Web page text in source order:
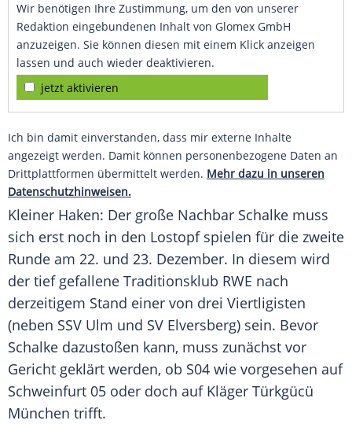
Wir benötigen Ihre Zustimmung, um den von unserer
Redaktion eingebundenen Inhalt von Glomex GmbH
anzuzeigen. Sie können diesen mit einem Klick anzeigen
lassen und auch wieder deaktivieren.
jetzt aktivieren
Ich bin damit einverstanden, dass mir externe Inhalte
angezeigt werden. Damit können personenbezogene Daten an
Drittplattformen übermittelt werden. Mehr dazu in unseren
Datenschutzhinweisen.
Kleiner Haken: Der große Nachbar Schalke muss
sich erst noch in den Lostopf spielen für die zweite
Runde am 22. und 23. Dezember. In diesem wird
der tief gefallene Traditionsklub RWE nach
derzeitigem Stand einer von drei Viertligisten
(neben SSV Ulm und SV Elversberg) sein. Bevor
Schalke dazustoßen kann, muss zunächst vor
Gericht geklärt werden, ob S04 wie vorgesehen auf
Schweinfurt 05 oder doch auf Kläger Türkgücü
München trifft.